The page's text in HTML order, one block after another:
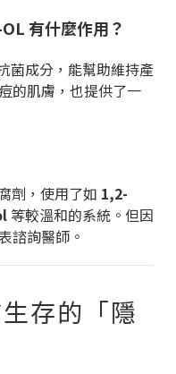
有什麼作用？
菌成分，能幫助維持產
的肌膚，也提供了一
劑，使用了如 1,2-
等較溫和的系統。但因
諮詢醫師。
存的「隱